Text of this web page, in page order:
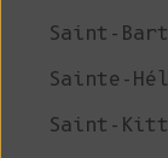
Saint-
Sainte-
Saint-